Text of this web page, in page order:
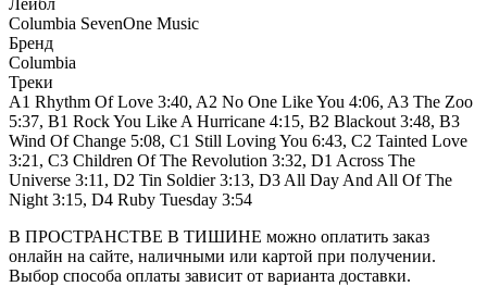
Columbia SevenOne Music
Бренд
Columbia
Треки
A1 Rhythm Of Love 3:40, A2 No One Like You 4:06, A3 The Zoo
5:37, B1 Rock You Like A Hurricane 4:15, B2 Blackout 3:48, B3
Wind Of Change 5:08, C1 Still Loving You 6:43, C2 Tainted Love
3:21, C3 Children Of The Revolution 3:32, D1 Across The
Universe 3:11, D2 Tin Soldier 3:13, D3 All Day And All Of The
Night 3:15, D4 Ruby Tuesday 3:54
В ПРОСТРАНСТВЕ В ТИШИНЕ можно оплатить заказ
онлайн на сайте, наличными или картой при получении.
Выбор способа оплаты зависит от варианта доставки.